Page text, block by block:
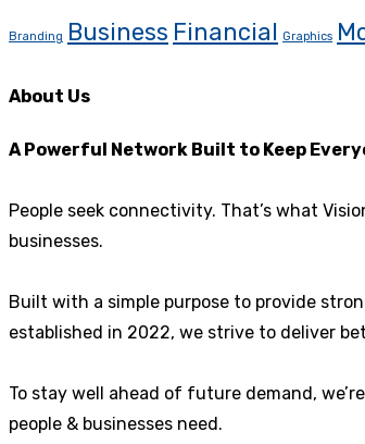
Branding Business Financial Graphics
About Us
A Powerful Network Built to Keep
People seek connectivity. That’s what
businesses.
Built with a simple purpose to provide
established in 2022, we strive to deliver
To stay well ahead of future demand,
people & businesses need.